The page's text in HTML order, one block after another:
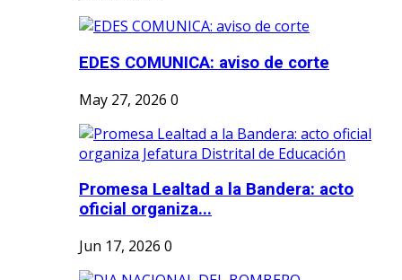
EDES COMUNICA: aviso de corte
May 27, 2026 0
Promesa Lealtad a la Bandera: acto
oficial organiza...
Jun 17, 2026 0